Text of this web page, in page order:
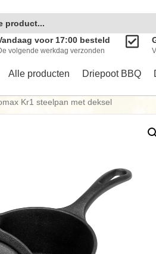
voor 17:00 besteld
volgende werkdag verzonden
Alle producten Driepoot BBQ
Kr1 steelpan met deksel